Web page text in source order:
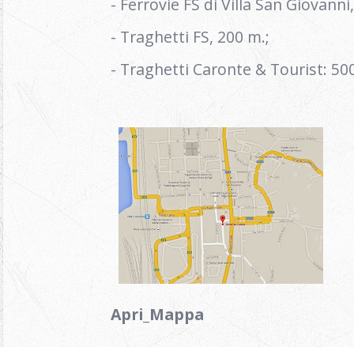
- Ferrovie FS di Villa San
- Traghetti FS, 200 m.;
- Traghetti Caronte & Tourist:
Apri_Mappa